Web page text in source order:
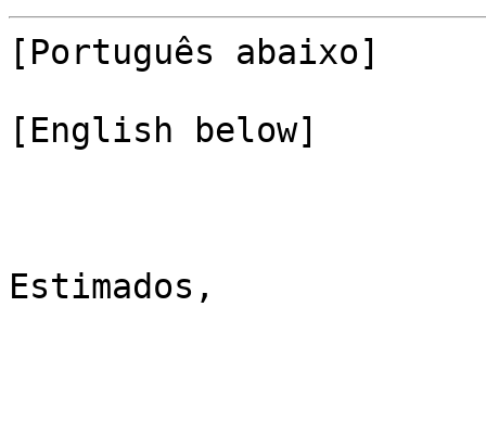
[Português abaixo]
[English below]
Estimados,